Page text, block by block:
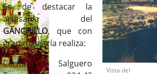
Es de destacar la
artesanía del
GANCHILLO, que con
gran maestría realiza:
Carmen Salguero
Vista del